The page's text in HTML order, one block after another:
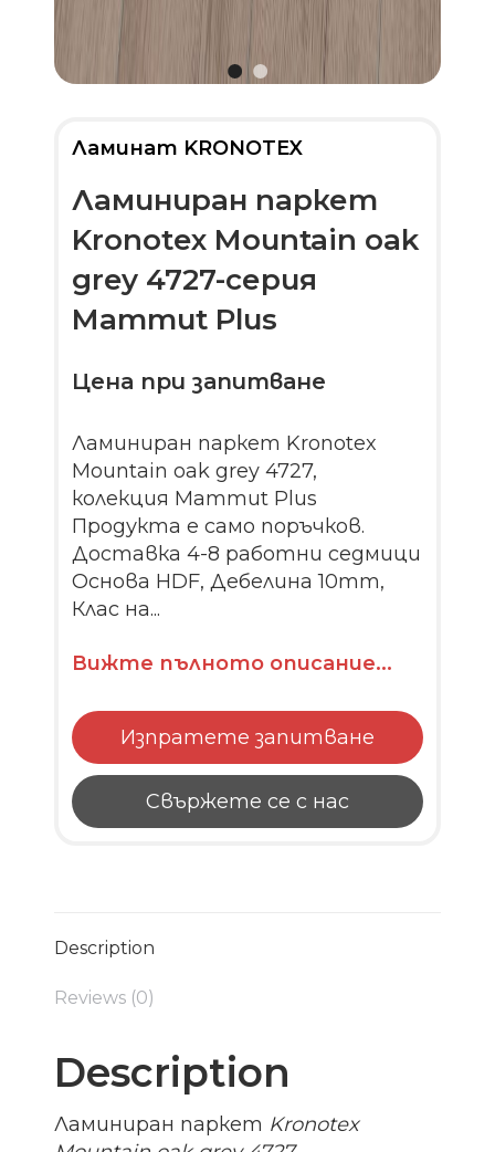
Ламинат KRONOTEX
Ламиниран паркет
Kronotex Mountain oak
grey 4727-серия
Mammut Plus
Цена при запитване
Ламиниран паркет Kronotex
Mountain oak grey 4727,
колекция Mammut Plus
Продукта е само поръчков.
Доставка 4-8 работни седмици
Основа HDF, Дебелина 10mm,
Клас на...
Вижте пълното описание...
Изпратете запитване
Свържете се с нас
Description
Reviews (0)
Description
Ламиниран паркет Kronotex